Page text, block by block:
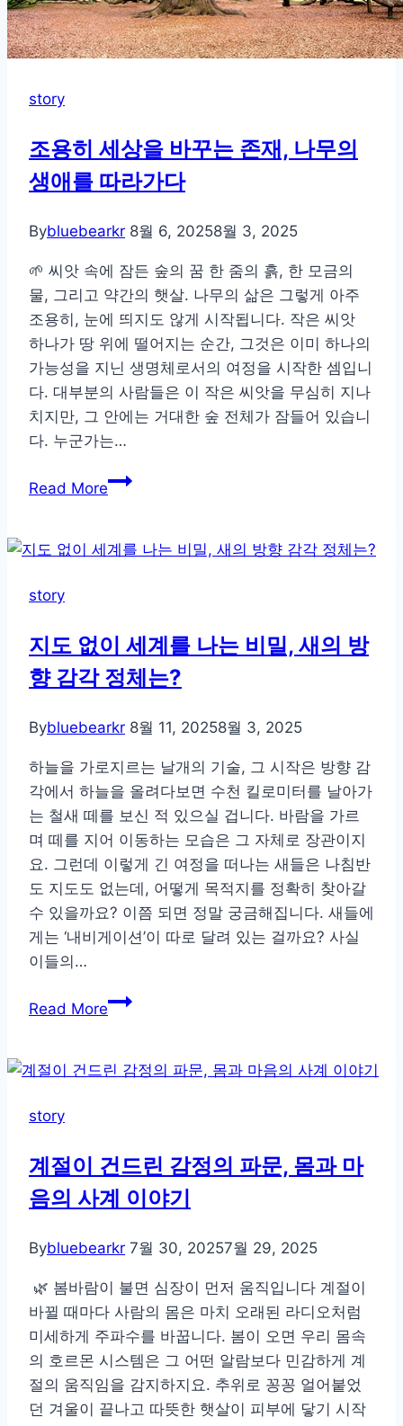
story
조용히 세상을 바꾸는 존재, 나무의
생애를 따라가다
Bybluebearkr 8월 6, 20258월 3, 2025
🌱 씨앗 속에 잠든 숲의 꿈 한 줌의 흙, 한 모금의
물, 그리고 약간의 햇살. 나무의 삶은 그렇게 아주
조용히, 눈에 띄지도 않게 시작됩니다. 작은 씨앗
하나가 땅 위에 떨어지는 순간, 그것은 이미 하나의
가능성을 지닌 생명체로서의 여정을 시작한 셈입니
다. 대부분의 사람들은 이 작은 씨앗을 무심히 지나
치지만, 그 안에는 거대한 숲 전체가 잠들어 있습니
다. 누군가는…
Read More조
세
꾸
는
재,
무
의
생
애
를
따
라
가
story
지도 없이 세계를 나는 비밀, 새의 방
향 감각 정체는?
Bybluebearkr 8월 11, 20258월 3, 2025
하늘을 가로지르는 날개의 기술, 그 시작은 방향 감
각에서 하늘을 올려다보면 수천 킬로미터를 날아가
는 철새 떼를 보신 적 있으실 겁니다. 바람을 가르
며 떼를 지어 이동하는 모습은 그 자체로 장관이지
요. 그런데 이렇게 긴 여정을 떠나는 새들은 나침반
도 지도도 없는데, 어떻게 목적지를 정확히 찾아갈
수 있을까요? 이쯤 되면 정말 궁금해집니다. 새들에
게는 ‘내비게이션’이 따로 달려 있는 걸까요? 사실
이들의…
Read More지
이
나
는
밀,
의
방
향
감
각
정
story
계절이 건드린 감정의 파문, 몸과 마
음의 사계 이야기
Bybluebearkr 7월 30, 20257월 29, 2025
🌿 봄바람이 불면 심장이 먼저 움직입니다 계절이
바뀔 때마다 사람의 몸은 마치 오래된 라디오처럼
미세하게 주파수를 바꿉니다. 봄이 오면 우리 몸속
의 호르몬 시스템은 그 어떤 알람보다 민감하게 계
절의 움직임을 감지하지요. 추위로 꽁꽁 얼어붙었
던 겨울이 끝나고 따뜻한 햇살이 피부에 닿기 시작